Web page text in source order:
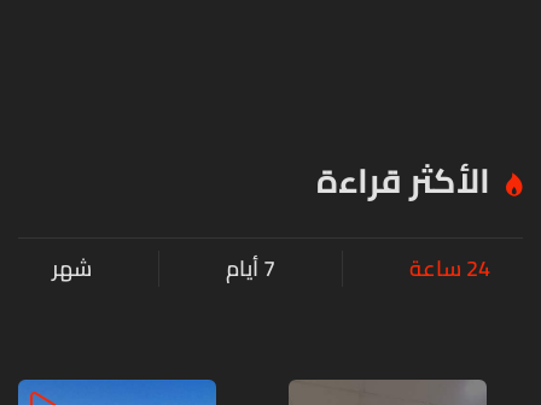
الأكثر قراءة
24 ساعة 7 أيام شهر